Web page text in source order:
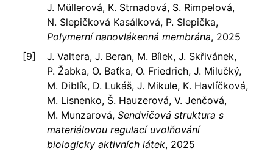
J. Müllerová, K. Strnadová, S. Rimpelová,
N. Slepičková Kasálková, P. Slepička,
Polymerní nanovlákenná membrána, 2025
J. Valtera, J. Beran, M. Bílek, J. Skřivánek,
P. Žabka, O. Baťka, O. Friedrich, J. Milučký,
M. Diblík, D. Lukáš, J. Mikule, K. Havlíčková,
M. Lisnenko, Š. Hauzerová, V. Jenčová,
M. Munzarová, Sendvičová struktura s
materiálovou regulací uvolňování
biologicky aktivních látek, 2025